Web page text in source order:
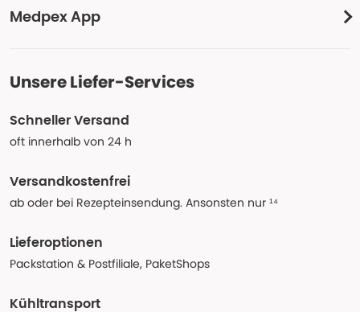
Medpex App
Unsere Liefer-Services
Schneller Versand
oft innerhalb von 24 h
Versandkostenfrei
ab oder bei Rezepteinsendung. Ansonsten nur ¹⁴
Lieferoptionen
Packstation & Postfiliale, PaketShops
Kühltransport